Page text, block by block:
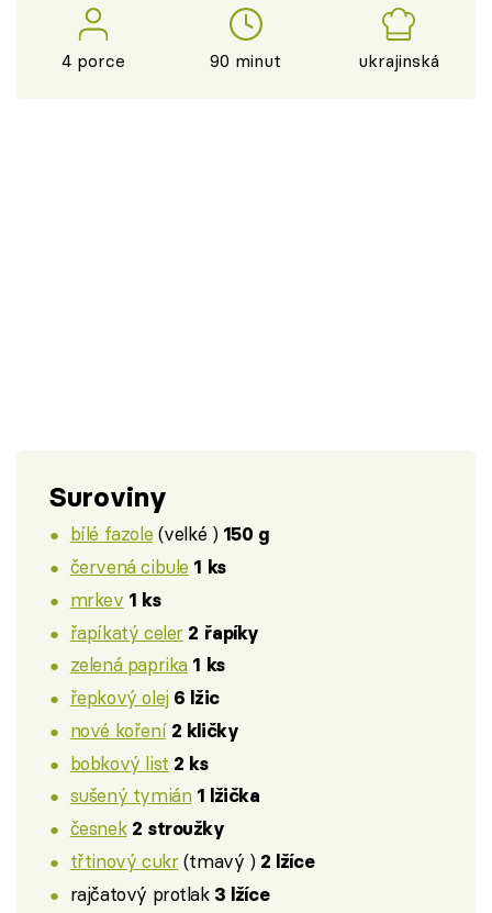
4 porce 90 minut ukrajinská
Suroviny
bílé fazole (velké ) 150 g
červená cibule 1 ks
mrkev 1 ks
řapíkatý celer 2 řapíky
zelená paprika 1 ks
řepkový olej 6 lžic
nové koření 2 kličky
bobkový list 2 ks
sušený tymián 1 lžička
česnek 2 stroužky
třtinový cukr(tmavý ) 2 lžíce
rajčatový protlak 3 lžíce